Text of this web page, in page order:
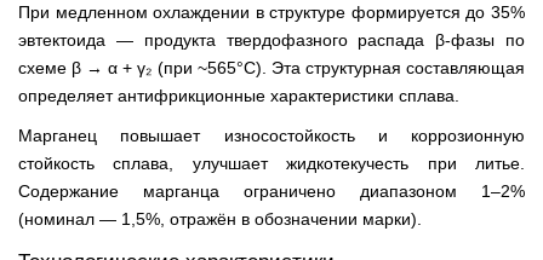
При медленном охлаждении в структуре формируется до 35%
эвтектоида — продукта твердофазного распада β-фазы по
схеме β → α + γ₂ (при ~565°C). Эта структурная составляющая
определяет антифрикционные характеристики сплава.
Марганец повышает износостойкость и коррозионную
стойкость сплава, улучшает жидкотекучесть при литье.
Содержание марганца ограничено диапазоном 1–2%
(номинал — 1,5%, отражён в обозначении марки).